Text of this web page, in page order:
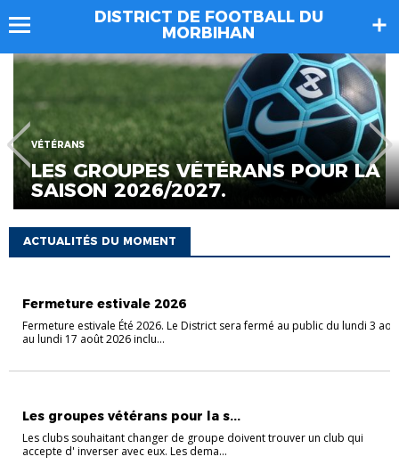
DISTRICT DE FOOTBALL DU
MORBIHAN
GROUPES VÉTÉRANS POUR LA
2026/2027.
ACTUALITÉS DU MOMENT
Fermeture estivale 2026
Fermeture estivale Été 2026. Le District sera fermé au public du lundi 3
au lundi 17 août 2026 inclu...
Les groupes vétérans pour la s...
Les clubs souhaitant changer de groupe doivent trouver un club qui
accepte d' inverser avec eux. Les dema...